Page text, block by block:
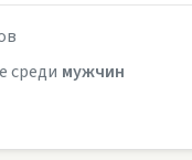
среди мужчин